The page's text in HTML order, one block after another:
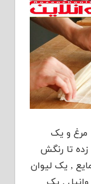
مرغ و یک
تا رنگش
, یک لیوان